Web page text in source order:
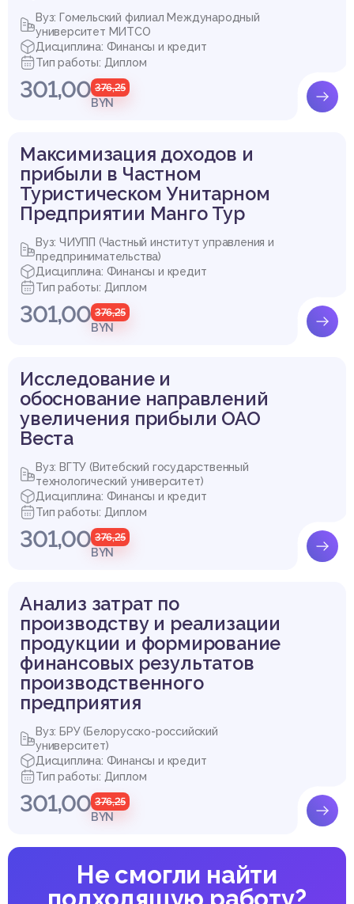
Вуз: Гомельский филиал Международный
университет МИТСО
Дисциплина: Финансы и кредит
Тип работы: Диплом
301,00 376,25
BYN
Максимизация доходов и
прибыли в Частном
Туристическом Унитарном
Предприятии Манго Тур
Вуз: ЧИУПП (Частный институт управления и
предпринимательства)
Дисциплина: Финансы и кредит
Тип работы: Диплом
301,00 376,25
BYN
Исследование и
обоснование направлений
увеличения прибыли ОАО
Веста
Вуз: ВГТУ (Витебский государственный
технологический университет)
Дисциплина: Финансы и кредит
Тип работы: Диплом
301,00 376,25
BYN
Анализ затрат по
производству и реализации
продукции и формирование
финансовых результатов
производственного
предприятия
Вуз: БРУ (Белорусско-российский
университет)
Дисциплина: Финансы и кредит
Тип работы: Диплом
301,00 376,25
BYN
Не смогли найти
подходящую работу?